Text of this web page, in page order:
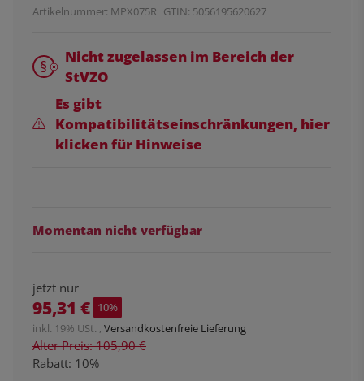
Artikelnummer: MPX075R GTIN: 5056195620627
Nicht zugelassen im Bereich der
StVZO
Es gibt
Kompatibilitätseinschränkungen, hier
klicken für Hinweise
Momentan nicht verfügbar
jetzt nur
95,31 € 10%
inkl. 19% USt. , Versandkostenfreie Lieferung
Alter Preis: 105,90 €
Rabatt: 10%